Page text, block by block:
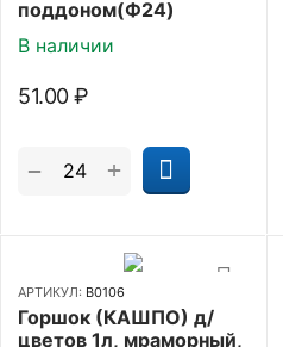
поддоном(Ф24)
В наличии
51.00 ₽
+
−
АРТИКУЛ: В0106
Горшок (КАШПО) д/
цветов 1л, мраморный,